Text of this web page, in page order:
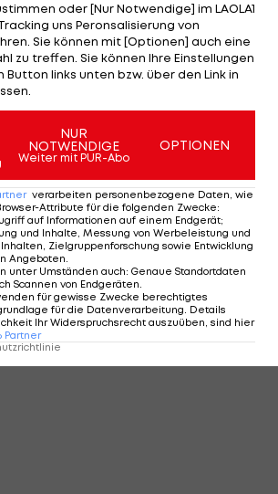
1 VON 12
oder [Nur Notwendige] im LAOLA1
uns Peronsalisierung von
Sie können mit [Optionen] auch eine
zu treffen. Sie können Ihre Einstellungen
links unten bzw. über den Link in
NUR
NOTWENDIGE
Weiter mit PUR-Abo
OPTIONEN
verarbeiten personenbezogene Daten, wie
Attribute für die folgenden Zwecke:
auf Informationen auf einem Endgerät;
und Inhalte, Messung von Werbeleistung und
Zielgruppenforschung sowie Entwicklung
Angeboten.
unter Umständen auch: Genaue Standortdaten
Scannen von Endgeräten.
für gewisse Zwecke berechtigtes
für die Datenverarbeitung. Details
Ihr Widerspruchsrecht auszuüben, sind hier
Partner